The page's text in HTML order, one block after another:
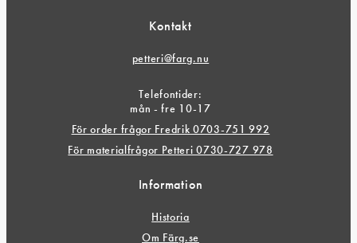
Kontakt
petteri@farg.nu
Telefontider:
mån - fre 10-17
För order frågor Fredrik 0703-751 992
För materialfrågor Petteri 0730-727 978
Information
Historia
Om Färg.se